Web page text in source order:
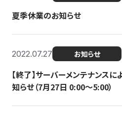
夏季休業のお知らせ
2022.07.27 お知らせ
【終了】サーバーメンテナンス
知らせ（7月27日 0:00〜5:00）